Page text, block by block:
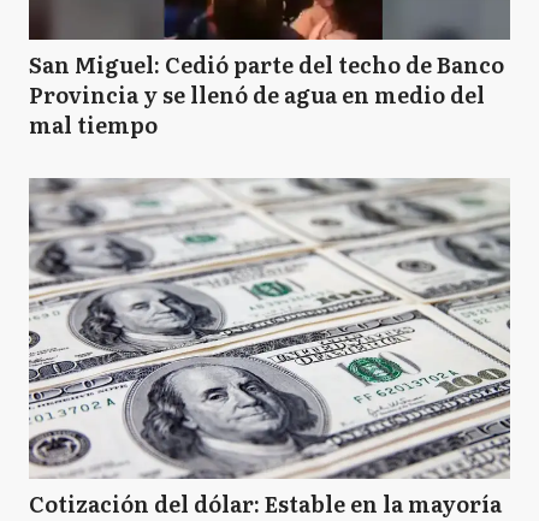
San Miguel: Cedió parte del techo de Banco
Provincia y se llenó de agua en medio del
mal tiempo
Cotización del dólar: Estable en la mayoría